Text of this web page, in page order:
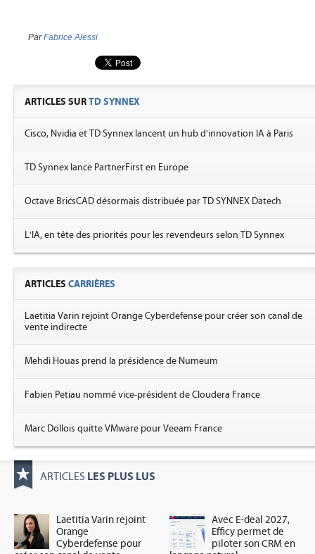
ParFabrice Alessi
ARTICLES SURTD SYNNEX
Cisco, Nvidia et TD Synnex lancent un hub d'innovation IA à Paris
TD Synnex lance PartnerFirst en Europe
Octave BricsCAD désormais distribuée par TD SYNNEX Datech
L'IA, en tête des priorités pour les revendeurs selon TD Synnex
ARTICLES CARRIÈRES
Laetitia Varin rejoint Orange Cyberdefense pour créer son canal de
vente indirecte
Mehdi Houas prend la présidence de Numeum
Fabien Petiau nommé vice-président de Cloudera France
Marc Dollois quitte VMware pour Veeam France
ARTICLES LES PLUS LUS
Laetitia Varin rejoint
Orange
Cyberdefense pour
Avec E-deal 2027,
Efficy permet de
piloter son CRM en